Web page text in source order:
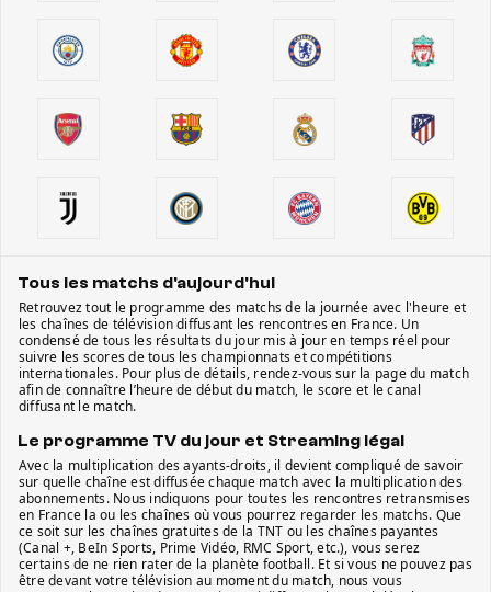
Tous les matchs d'aujourd'hui
Retrouvez tout le programme des matchs de la journée avec l'heure et
les chaînes de télévision diffusant les rencontres en France. Un
condensé de tous les résultats du jour mis à jour en temps réel pour
suivre les scores de tous les championnats et compétitions
internationales. Pour plus de détails, rendez-vous sur la page du match
afin de connaître l’heure de début du match, le score et le canal
diffusant le match.
Le programme TV du jour et Streaming légal
Avec la multiplication des ayants-droits, il devient compliqué de savoir
sur quelle chaîne est diffusée chaque match avec la multiplication des
abonnements. Nous indiquons pour toutes les rencontres retransmises
en France la ou les chaînes où vous pourrez regarder les matchs. Que
ce soit sur les chaînes gratuites de la TNT ou les chaînes payantes
(Canal +, BeIn Sports, Prime Vidéo, RMC Sport, etc.), vous serez
certains de ne rien rater de la planète football. Et si vous ne pouvez pas
être devant votre télévision au moment du match, nous vous